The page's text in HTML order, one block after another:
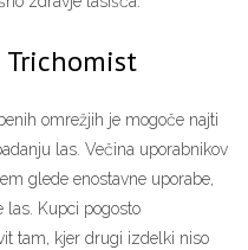
Trichomist
omrežjih je mogoče najti
las. Večina uporabnikov
glede enostavne uporabe,
las. Kupci pogosto
tam, kjer drugi izdelki niso